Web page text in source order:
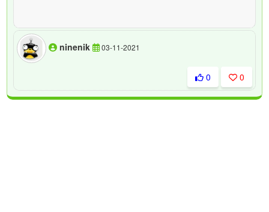
ninenik 03-11-2021
0 0